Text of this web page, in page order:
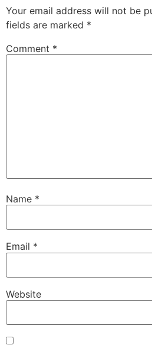
Your email address will not be
fields are marked *
Comment *
Name *
Email *
Website